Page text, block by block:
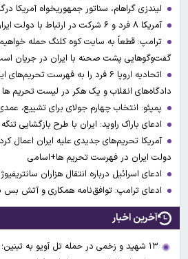
لیندزی گراهام، سناتور جمهوریخواه آمریکا
آمریکا ۸ فرد و ۶ شرکت در ارتباط با دولت ایران را تحریم کرد
ترامپ: قطعاً به سایت کوه کلنگ حمله
گفت‌وگوهایی پشت صحنه با ایران در جریان
اتحادیه اروپا ۶ فرد را به فهرست
دادگاه‌های انقلاب و یک هکر در لیست تحریم ها
پمپئو: انتخاب چهارم جولای برای تشییع،
ادعای باراک راوید: ایران با طرح بازگشایی
دولت ایران در فهرست تحریم ها+اسامی
ادعای اسرائیل درباره انتقال هزاران
ادعای ترامپ: توافق‌نامه همکاری و آتش بس
آخرین اخبار
۱۳ شهید و زخمی در حمله تل آویو به تبنین؛ جنوب لبنان گلوله باران شد